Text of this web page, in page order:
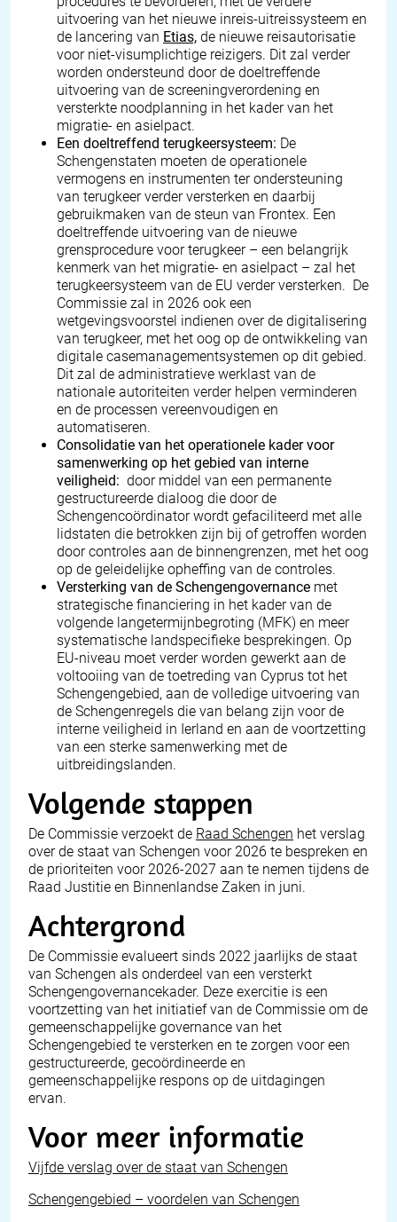
uitvoering van het nieuwe inreis-uitreissysteem en
de lancering van Etias, de nieuwe reisautorisatie
voor niet-visumplichtige reizigers. Dit zal verder
worden ondersteund door de doeltreffende
uitvoering van de screeningverordening en
versterkte noodplanning in het kader van het
migratie- en asielpact.
Een doeltreffend terugkeersysteem: De
Schengenstaten moeten de operationele
vermogens en instrumenten ter ondersteuning
van terugkeer verder versterken en daarbij
gebruikmaken van de steun van Frontex. Een
doeltreffende uitvoering van de nieuwe
grensprocedure voor terugkeer – een belangrijk
kenmerk van het migratie- en asielpact – zal het
terugkeersysteem van de EU verder versterken. De
Commissie zal in 2026 ook een
wetgevingsvoorstel indienen over de digitalisering
van terugkeer, met het oog op de ontwikkeling van
digitale casemanagementsystemen op dit gebied.
Dit zal de administratieve werklast van de
nationale autoriteiten verder helpen verminderen
en de processen vereenvoudigen en
automatiseren.
Consolidatie van het operationele kader voor
samenwerking op het gebied van interne
veiligheid: door middel van een permanente
gestructureerde dialoog die door de
Schengencoördinator wordt gefaciliteerd met alle
lidstaten die betrokken zijn bij of getroffen worden
door controles aan de binnengrenzen, met het oog
op de geleidelijke opheffing van de controles.
Versterking van de Schengengovernance met
strategische financiering in het kader van de
volgende langetermijnbegroting (MFK) en meer
systematische landspecifieke besprekingen. Op
EU-niveau moet verder worden gewerkt aan de
voltooiing van de toetreding van Cyprus tot het
Schengengebied, aan de volledige uitvoering van
de Schengenregels die van belang zijn voor de
interne veiligheid in Ierland en aan de voortzetting
van een sterke samenwerking met de
uitbreidingslanden.
Volgende stappen
De Commissie verzoekt de Raad Schengen het verslag
over de staat van Schengen voor 2026 te bespreken en
de prioriteiten voor 2026-2027 aan te nemen tijdens de
Raad Justitie en Binnenlandse Zaken in juni.
Achtergrond
De Commissie evalueert sinds 2022 jaarlijks de staat
van Schengen als onderdeel van een versterkt
Schengengovernancekader. Deze exercitie is een
voortzetting van het initiatief van de Commissie om de
gemeenschappelijke governance van het
Schengengebied te versterken en te zorgen voor een
gestructureerde, gecoördineerde en
gemeenschappelijke respons op de uitdagingen
ervan.
Voor meer informatie
Vijfde verslag over de staat van Schengen
Schengengebied – voordelen van Schengen